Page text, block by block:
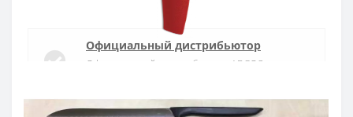
Официальный дистрибьютор
Официальный дистрибьютор ARCOS в